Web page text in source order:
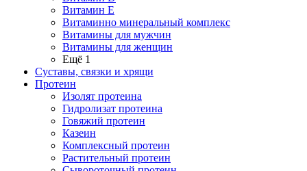
Витамин E
Витаминно минеральный комплекс
Витамины для мужчин
Витамины для женщин
Ещё 1
Суставы, связки и хрящи
Протеин
Изолят протеина
Гидролизат протеина
Говяжий протеин
Казеин
Комплексный протеин
Растительный протеин